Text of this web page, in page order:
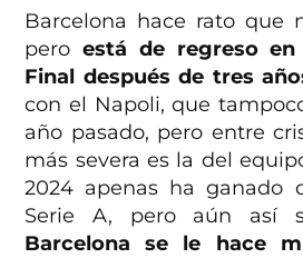
Barcelona hace rato que
peroestá de regreso
Final después de tres
con el Napoli, que
año pasado, pero entre
más severa es la del
2024 apenas ha ganado
Serie A, pero aún así
Barcelona se le hace